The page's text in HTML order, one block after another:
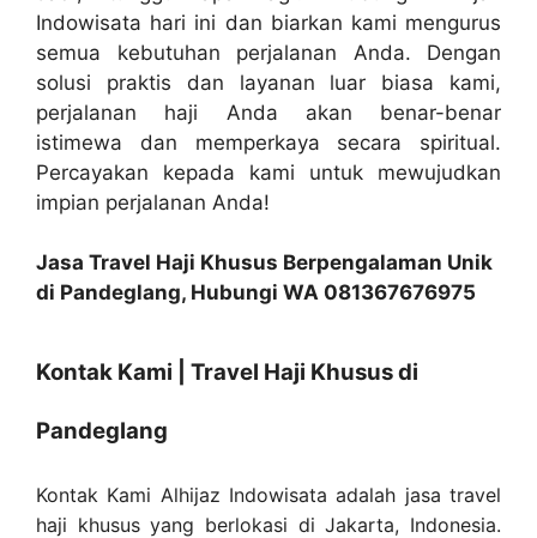
Indowisata hari ini dan biarkan kami mengurus
semua kebutuhan perjalanan Anda. Dengan
solusi praktis dan layanan luar biasa kami,
perjalanan haji Anda akan benar-benar
istimewa dan memperkaya secara spiritual.
Percayakan kepada kami untuk mewujudkan
impian perjalanan Anda!
Jasa Travel Haji Khusus Berpengalaman Unik
di Pandeglang, Hubungi WA 081367676975
Kontak Kami | Travel Haji Khusus di
Pandeglang
Kontak Kami Alhijaz Indowisata adalah jasa travel
haji khusus yang berlokasi di Jakarta, Indonesia.